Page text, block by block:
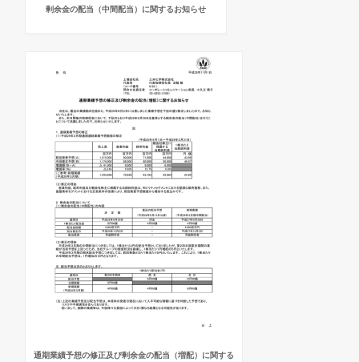
剰余金の配当（中間配当）に関するお知らせ
通期業績予想の修正及び剰余金の配当（増配）に関する